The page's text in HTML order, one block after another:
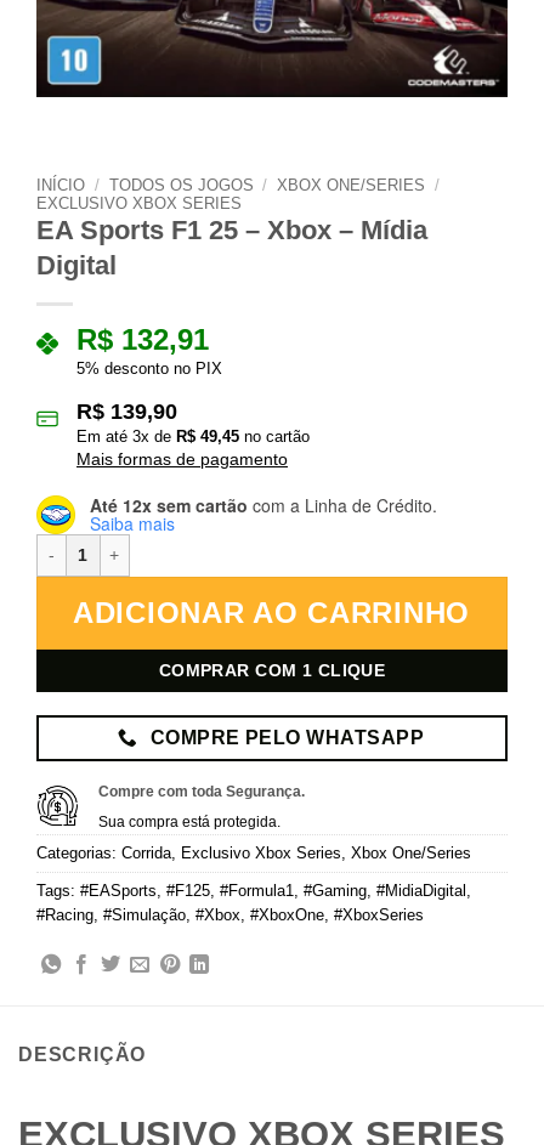
INÍCIO / TODOS OS JOGOS / XBOX ONE/SERIES
/
EXCLUSIVO XBOX SERIES
EA Sports F1 25 – Xbox – Mídia
Digital
R$ 132,91
5% desconto no PIX
R$ 139,90
Em até 3x de R$ 49,45 no cartão
Mais formas de pagamento
Até 12x sem cartão com a Linha de Crédito.
Saiba mais
ADICIONAR AO CARRINHO
COMPRAR COM 1 CLIQUE
COMPRE PELO WHATSAPP
Compre com toda Segurança.
Sua compra está protegida.
Categorias: Corrida Exclusivo Xbox Series Xbox One/Series
Tags: #EASports #F125 #Formula1 #Gaming #MidiaDigital
#Racing #Simulação #Xbox #XboxOne #XboxSeries
DESCRIÇÃO
EXCLUSIVO XBOX SERIES